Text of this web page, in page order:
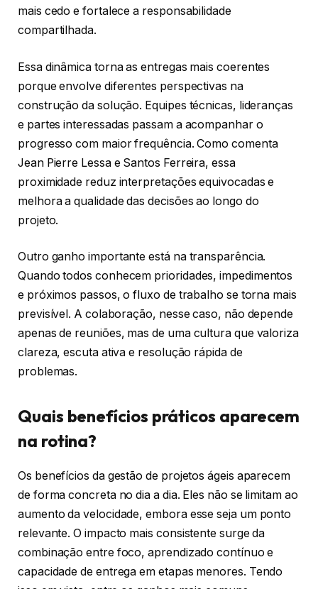
mais cedo e fortalece a responsabilidade
compartilhada.
Essa dinâmica torna as entregas mais coerentes
porque envolve diferentes perspectivas na
construção da solução. Equipes técnicas, lideranças
e partes interessadas passam a acompanhar o
progresso com maior frequência. Como comenta
Jean Pierre Lessa e Santos Ferreira, essa
proximidade reduz interpretações equivocadas e
melhora a qualidade das decisões ao longo do
projeto.
Outro ganho importante está na transparência.
Quando todos conhecem prioridades, impedimentos
e próximos passos, o fluxo de trabalho se torna mais
previsível. A colaboração, nesse caso, não depende
apenas de reuniões, mas de uma cultura que valoriza
clareza, escuta ativa e resolução rápida de
problemas.
Quais benefícios práticos aparecem
na rotina?
Os benefícios da gestão de projetos ágeis aparecem
de forma concreta no dia a dia. Eles não se limitam ao
aumento da velocidade, embora esse seja um ponto
relevante. O impacto mais consistente surge da
combinação entre foco, aprendizado contínuo e
capacidade de entrega em etapas menores. Tendo